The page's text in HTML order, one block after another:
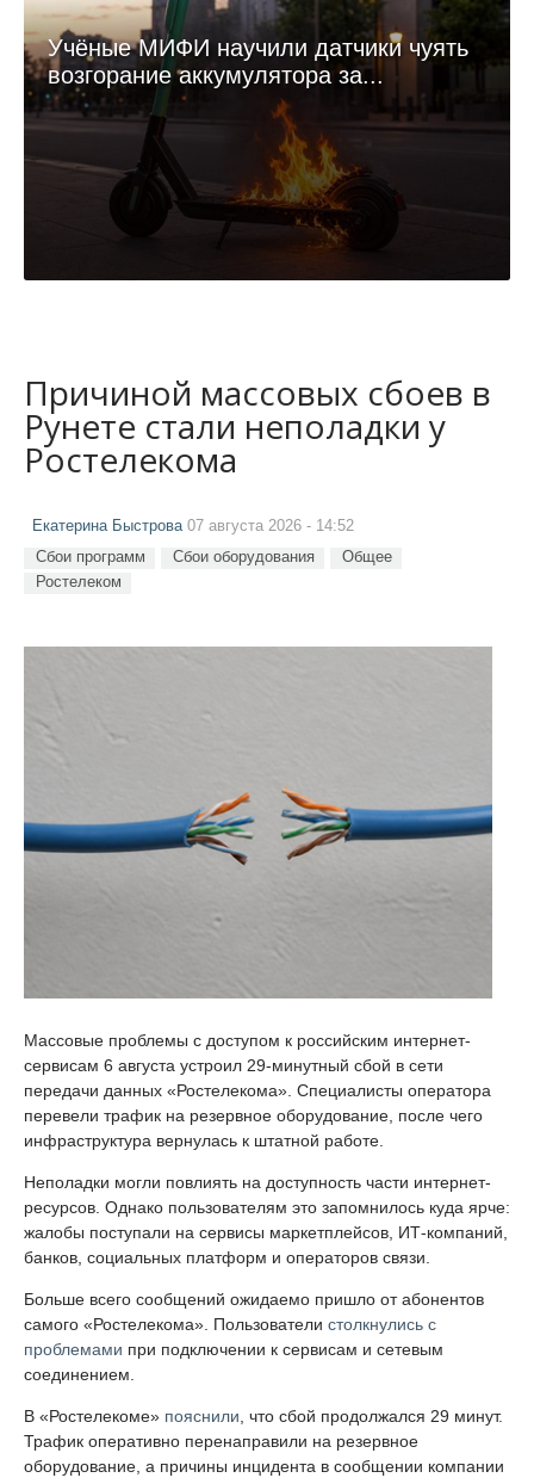
Учёные МИФИ научили датчики чуять
возгорание аккумулятора за...
Причиной массовых сбоев в
Рунете стали неполадки у
Ростелекома
Екатерина Быстрова07 августа 2026 - 14:52
Сбои программ Сбои оборудования
Общее
Ростелеком
Массовые проблемы с доступом к российским интернет-
сервисам 6 августа устроил 29-минутный сбой в сети
передачи данных «Ростелекома». Специалисты оператора
перевели трафик на резервное оборудование, после чего
инфраструктура вернулась к штатной работе.
Неполадки могли повлиять на доступность части интернет-
ресурсов. Однако пользователям это запомнилось куда ярче:
жалобы поступали на сервисы маркетплейсов, ИТ-компаний,
банков, социальных платформ и операторов связи.
Больше всего сообщений ожидаемо пришло от абонентов
самого «Ростелекома». Пользователи столкнулись с
проблемами при подключении к сервисам и сетевым
соединением.
В «Ростелекоме» пояснили , что сбой продолжался 29 минут.
Трафик оперативно перенаправили на резервное
оборудование, а причины инцидента в сообщении компании